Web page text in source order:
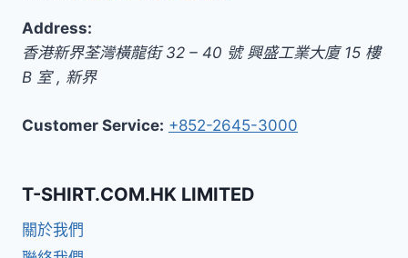
Address:
香港新界荃灣橫龍街 32 – 40 號 興盛工業大廈 15 樓
B 室, 新界
Customer Service: +852-2645-3000
T-SHIRT.COM.HK LIMITED
關於我們